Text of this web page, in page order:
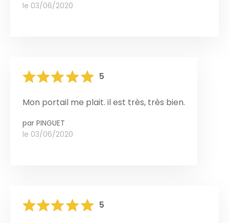
le 03/06/2020
5
Mon portail me plait. il est très, très bien.
par PINGUET
le 03/06/2020
5